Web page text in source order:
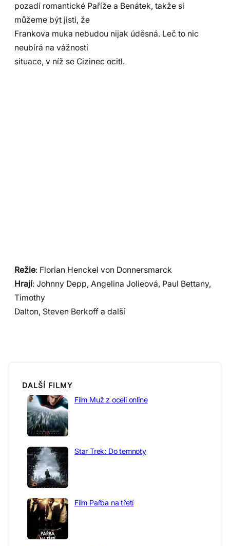
pozadí romantické Paříže a Benátek, takže si
můžeme být jisti, že
Frankova muka nebudou nijak úděsná. Leč to nic
neubírá na vážnosti
situace, v níž se Cizinec ocitl.
Režie: Florian Henckel von Donnersmarck
Hrají: Johnny Depp, Angelina Jolieová, Paul Bettany,
Timothy
Dalton, Steven Berkoff a další
DALŠÍ FILMY
Film Muž z oceli online
Star Trek: Do temnoty
Film Pařba na třetí